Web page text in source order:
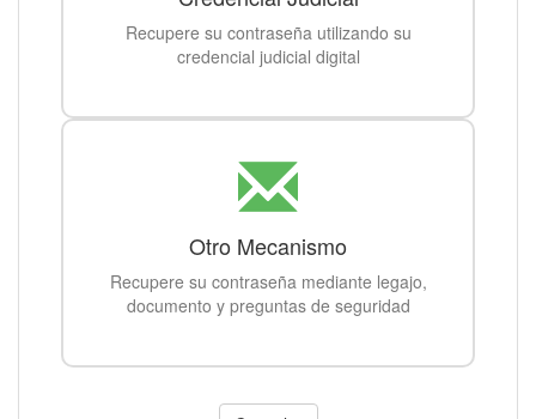
Recupere su contraseña utilizando su
credencial judicial digital
Otro Mecanismo
Recupere su contraseña mediante legajo,
documento y preguntas de seguridad